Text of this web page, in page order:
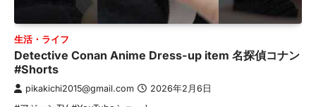
生活・ライフ
Detective Conan Anime Dress-up item 名探偵コナン
#Shorts
pikakichi2015@gmail.com 2026年2月6日